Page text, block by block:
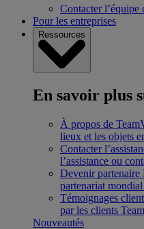
Contacter l’équipe
Pour les entreprises
Ressources
En savoir plus
À propos de
lieux et les objets
Contacter
l’assistance ou
Devenir partenaire
partenariat
Témoignages
par les clients
Nouveautés